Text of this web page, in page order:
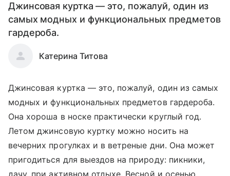
Джинсовая куртка — это, пожалуй, один из
самых модных и функциональных предметов
гардероба.
Катерина Титова
Джинсовая куртка — это, пожалуй, один из самых
модных и функциональных предметов гардероба.
Она хороша в носке практически круглый год.
Летом джинсовую куртку можно носить на
вечерних прогулках и в ветреные дни. Она может
пригодиться для выездов на природу: пикники,
дачу, при активном отдыхе. Весной и осенью